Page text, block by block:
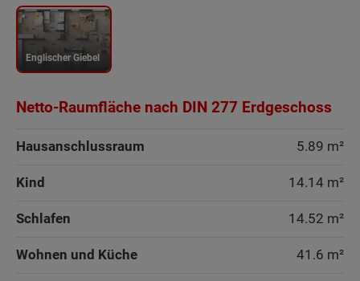
Englischer Giebel
Netto-Raumfläche nach DIN 277 Erdgeschoss
Hausanschlussraum 5.89 m²
Kind 14.14 m²
Schlafen 14.52 m²
Wohnen und Küche 41.6 m²